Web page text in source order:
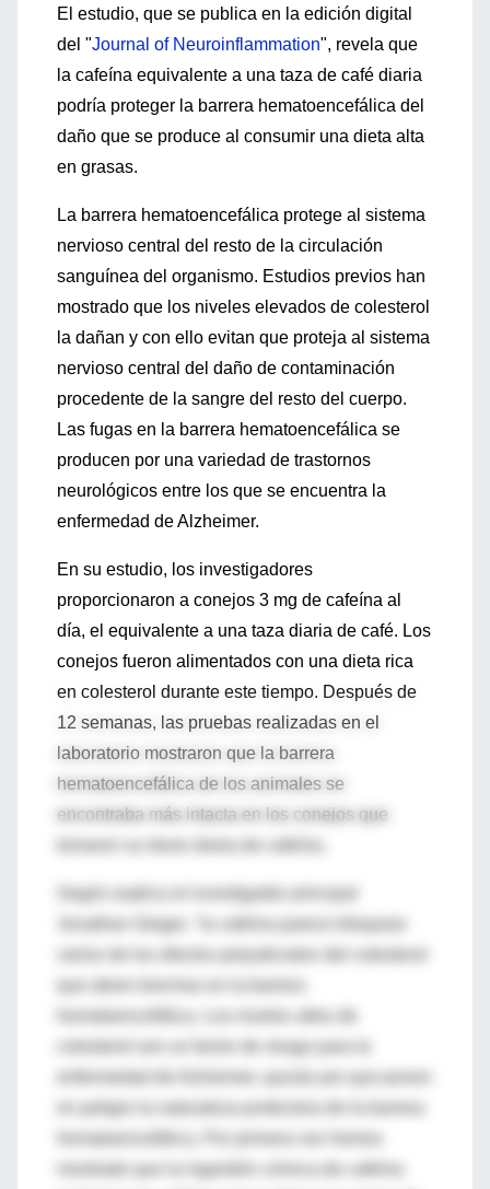
El estudio, que se publica en la edición digital
del "Journal of Neuroinflammation", revela que
la cafeína equivalente a una taza de café diaria
podría proteger la barrera hematoencefálica del
daño que se produce al consumir una dieta alta
en grasas.
La barrera hematoencefálica protege al sistema
nervioso central del resto de la circulación
sanguínea del organismo. Estudios previos han
mostrado que los niveles elevados de colesterol
la dañan y con ello evitan que proteja al sistema
nervioso central del daño de contaminación
procedente de la sangre del resto del cuerpo.
Las fugas en la barrera hematoencefálica se
producen por una variedad de trastornos
neurológicos entre los que se encuentra la
enfermedad de Alzheimer.
En su estudio, los investigadores
proporcionaron a conejos 3 mg de cafeína al
día, el equivalente a una taza diaria de café. Los
conejos fueron alimentados con una dieta rica
en colesterol durante este tiempo. Después de
12 semanas, las pruebas realizadas en el
laboratorio mostraron que la barrera
hematoencefálica de los animales se
encontraba más intacta en los conejos que
Según explica el investigador principal
Jonathan Geiger, "la cafeína parece bloquear
colesterol son un factor de riesgo para la
en peligro la naturaleza protectora de la barrera
mostrado que la ingestión crónica de cafeína